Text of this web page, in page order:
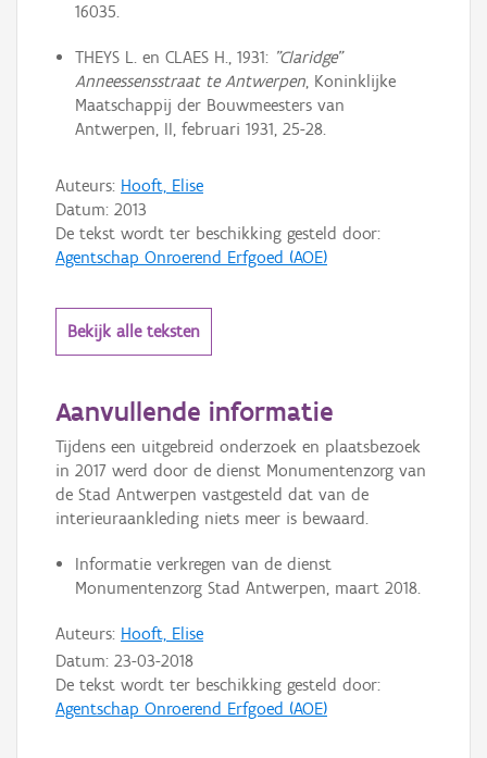
16035.
THEYS L. en CLAES H., 1931: "Claridge"
Anneessensstraat te Antwerpen, Koninklijke
Maatschappij der Bouwmeesters van
Antwerpen, II, februari 1931, 25-28.
Auteurs: Hooft, Elise
Datum: 2013
De tekst wordt ter beschikking gesteld door:
Agentschap Onroerend Erfgoed (AOE)
Bekijk alle teksten
Aanvullende informatie
Tijdens een uitgebreid onderzoek en plaatsbezoek
in 2017 werd door de dienst Monumentenzorg van
de Stad Antwerpen vastgesteld dat van de
interieuraankleding niets meer is bewaard.
Informatie verkregen van de dienst
Monumentenzorg Stad Antwerpen, maart 2018.
Auteurs: Hooft, Elise
Datum: 23-03-2018
De tekst wordt ter beschikking gesteld door:
Agentschap Onroerend Erfgoed (AOE)